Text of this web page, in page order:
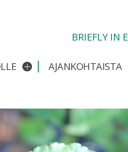
BRIEFLY IN
Avaa/sulje alavalikko
AJANKOHTAISTA